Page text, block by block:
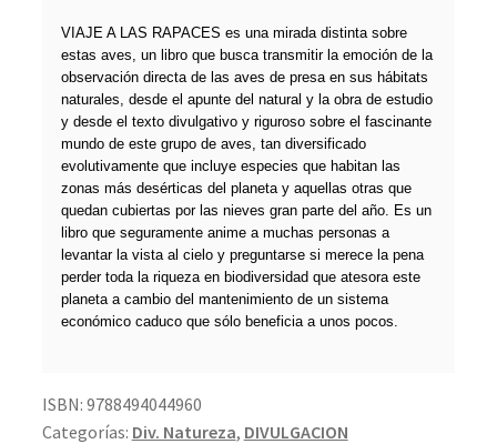
VIAJE A LAS RAPACES es una mirada distinta sobre
estas aves, un libro que busca transmitir la emoción de la
observación directa de las aves de presa en sus hábitats
naturales, desde el apunte del natural y la obra de estudio
y desde el texto divulgativo y riguroso sobre el fascinante
mundo de este grupo de aves, tan diversificado
evolutivamente que incluye especies que habitan las
zonas más desérticas del planeta y aquellas otras que
quedan cubiertas por las nieves gran parte del año. Es un
libro que seguramente anime a muchas personas a
levantar la vista al cielo y preguntarse si merece la pena
perder toda la riqueza en biodiversidad que atesora este
planeta a cambio del mantenimiento de un sistema
económico caduco que sólo beneficia a unos pocos.
ISBN: 9788494044960
Categorías: Div. Natureza, DIVULGACION